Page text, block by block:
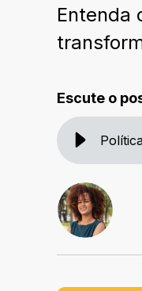
Entenda
Escute o